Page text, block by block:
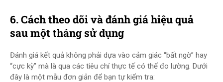
6. Cách theo dõi và đánh giá hiệu quả
sau một tháng sử dụng
Đánh giá kết quả không phải dựa vào cảm giác “bất ngờ” hay
“cực kỳ” mà là qua các tiêu chí thực tế có thể đo lường. Dưới
đây là một mẫu đơn giản để bạn tự kiểm tra: